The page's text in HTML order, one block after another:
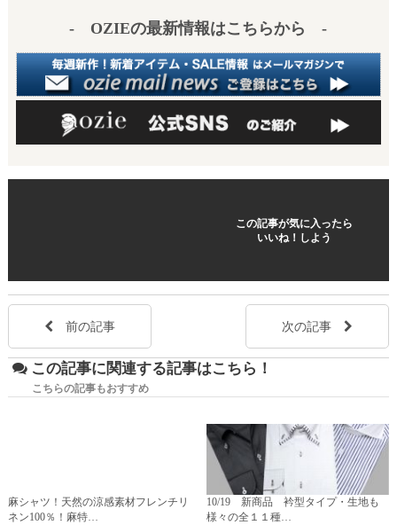
- OZIEの最新情報はこちらから -
この記事が気に入ったら
いいね！しよう
前の記事 次の記事
この記事に関連する記事はこちら！
こちらの記事もおすすめ
麻シャツ！天然の涼感素材フレンチリ
ネン100％！麻特…
10/19 新商品 衿型タイプ・生地も
様々の全１１種…